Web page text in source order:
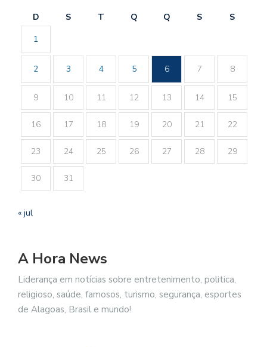
D S T Q Q S
S
1
2 3 4 5 6 7 8
9 10 11 12 13 14 15
16 17 18 19 20 21 22
23 24 25 26 27 28 29
30 31
« jul
A Hora News
Liderança em notícias sobre entretenimento, politica,
religioso, saúde, famosos, turismo, segurança, esportes
de Alagoas, Brasil e mundo!